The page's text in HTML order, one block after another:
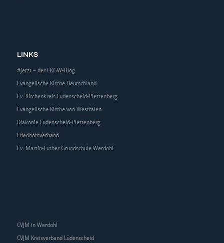
LINKS
#jetzt – der EKGW-Blog
Evangelische Kirche Deutschland
Ev. Kirchenkreis Lüdenscheid-Plettenberg
Evangelische Kirche von Westfalen
Diakonie Lüdenscheid-Plettenberg
Friedhofsverband
Ev. Martin-Luther Grundschule Werdohl
CVJM in Werdohl
CVJM Kreisverband Lüdenscheid